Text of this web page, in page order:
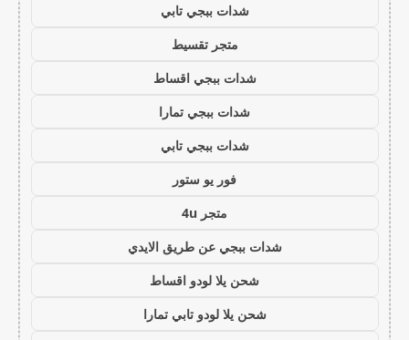
شدات ببجي تابي
متجر تقسيط
شدات ببجي اقساط
شدات ببجي تمارا
شدات ببجي تابي
فور يو ستور
متجر 4u
شدات ببجي عن طريق الايدي
شحن يلا لودو اقساط
شحن يلا لودو تابي تمارا